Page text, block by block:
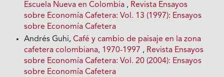
Escuela Nueva en Colombia , Revista Ensayos
sobre Economía Cafetera: Vol. 13 (1997): Ensayos
sobre Economía Cafetera
Andrés Guhi,Café y cambio de paisaje en la zona
cafetera colombiana, 1970-1997 , Revista Ensayos
sobre Economía Cafetera: Vol. 20 (2004): Ensayos
sobre Economía Cafetera